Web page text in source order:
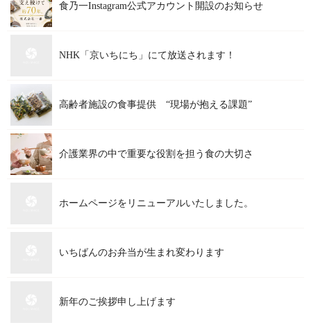
食乃一Instagram公式アカウント開設のお知らせ
NHK「京いちにち」にて放送されます！
高齢者施設の食事提供 “現場が抱える課題”
介護業界の中で重要な役割を担う食の大切さ
ホームページをリニューアルいたしました。
いちばんのお弁当が生まれ変わります
新年のご挨拶申し上げます